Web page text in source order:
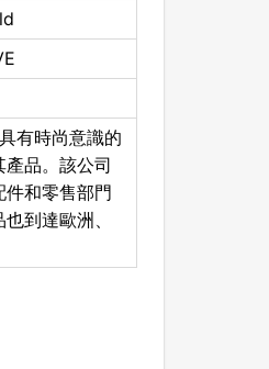
有時尚意識的
品。該公司
和零售部門
到達歐洲、